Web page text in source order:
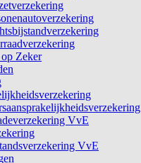
Zeker
VvE
VvE